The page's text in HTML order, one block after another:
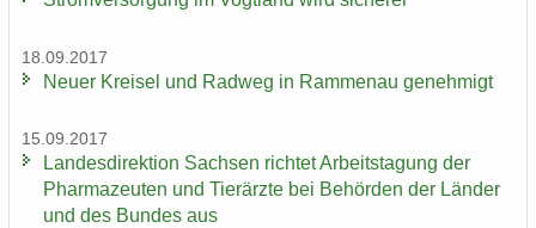
18.09.2017
Neuer Krei­sel und Rad­weg in Ram­men­au ge­neh­migt
15.09.2017
Lan­des­di­rek­ti­on Sach­sen rich­tet Ar­beits­ta­gung der
Phar­ma­zeu­ten und Tier­ärz­te bei Be­hör­den der Län­der
und des Bun­des aus